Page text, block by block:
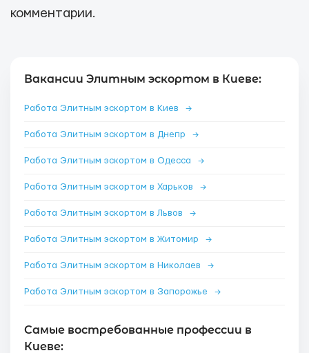
комментарии.
Вакансии Элитным эскортом в Киеве:
Работа Элитным эскортом в Киев →
Работа Элитным эскортом в Днепр →
Работа Элитным эскортом в Одесса →
Работа Элитным эскортом в Харьков →
Работа Элитным эскортом в Львов →
Работа Элитным эскортом в Житомир →
Работа Элитным эскортом в Николаев →
Работа Элитным эскортом в Запорожье →
Самые востребованные профессии в
Киеве: